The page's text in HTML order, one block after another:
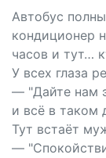
Автобус
кондиционер
часов и тут…
У всех глаза
— "Дайте нам
и всё в таком
Тут встаёт
—